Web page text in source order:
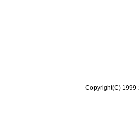
Copyright(C)